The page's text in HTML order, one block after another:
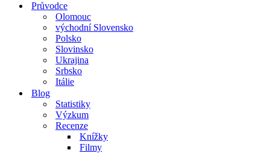
Průvodce
Olomouc
východní Slovensko
Polsko
Slovinsko
Ukrajina
Srbsko
Itálie
Blog
Statistiky
Výzkum
Recenze
Knížky
Filmy